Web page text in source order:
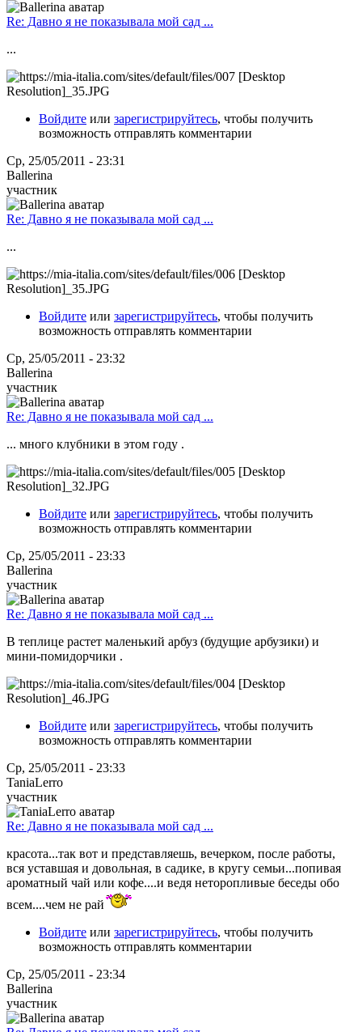
Re: Давно я не показывала мой сад ...
...
Войдите или зарегистрируйтесь, чтобы получить
возможность отправлять комментарии
Ср, 25/05/2011 - 23:31
Ballerina
участник
Re: Давно я не показывала мой сад ...
...
Войдите или зарегистрируйтесь, чтобы получить
возможность отправлять комментарии
Ср, 25/05/2011 - 23:32
Ballerina
участник
Re: Давно я не показывала мой сад ...
... много клубники в этом году .
Войдите или зарегистрируйтесь, чтобы получить
возможность отправлять комментарии
Ср, 25/05/2011 - 23:33
Ballerina
участник
Re: Давно я не показывала мой сад ...
В теплице растет маленький арбуз (будущие арбузики) и
мини-помидорчики .
Войдите или зарегистрируйтесь, чтобы получить
возможность отправлять комментарии
Ср, 25/05/2011 - 23:33
TaniaLerro
участник
Re: Давно я не показывала мой сад ...
красота...так вот и представляешь, вечерком, после работы,
вся уставшая и довольная, в садике, в кругу семьи...попивая
ароматный чай или кофе....и ведя неторопливые беседы обо
всем....чем не рай
Войдите или зарегистрируйтесь, чтобы получить
возможность отправлять комментарии
Ср, 25/05/2011 - 23:34
Ballerina
участник